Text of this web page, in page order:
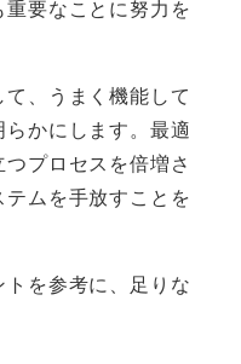
要なことに努力を
、うまく機能して
かにします。最適
プロセスを倍増さ
ムを手放すことを
を参考に、足りな